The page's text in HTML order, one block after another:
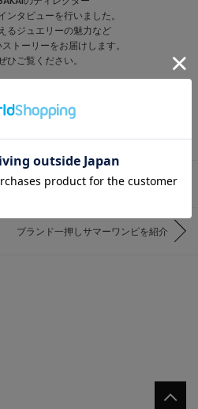
ンタビューを行いました。
るジュエリーの魅力など
トーリーをお届けします。
ひご覧ください。
イテムはこちら
× TIARA別注アイテム発売
ブランド一押しサマーワンピを紹介